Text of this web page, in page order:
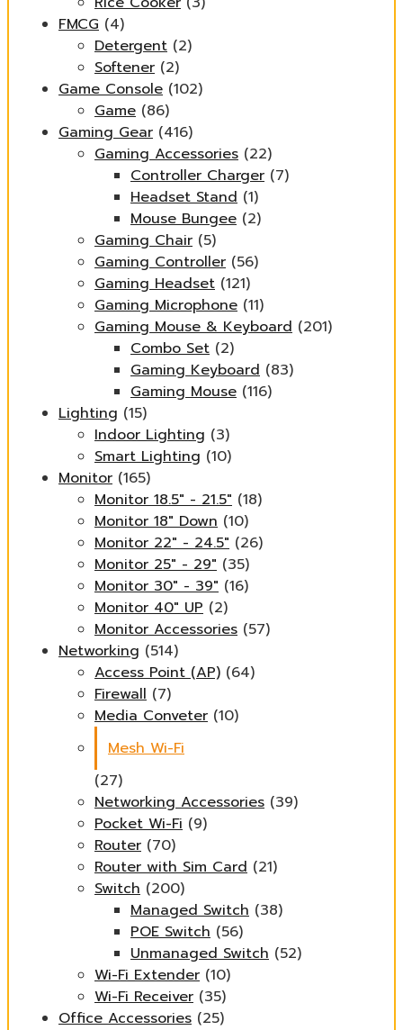
FMCG (4)
Detergent (2)
Softener (2)
Game Console (102)
Game (86)
Gaming Gear (416)
Gaming Accessories (22)
Controller Charger (7)
Headset Stand (1)
Mouse Bungee (2)
Gaming Chair (5)
Gaming Controller (56)
Gaming Headset (121)
Gaming Microphone (11)
Gaming Mouse & Keyboard (201)
Combo Set (2)
Gaming Keyboard (83)
Gaming Mouse (116)
Lighting (15)
Indoor Lighting (3)
Smart Lighting (10)
Monitor (165)
Monitor 18.5" - 21.5" (18)
Monitor 18" Down (10)
Monitor 22" - 24.5" (26)
Monitor 25" - 29" (35)
Monitor 30" - 39" (16)
Monitor 40" UP (2)
Monitor Accessories (57)
Networking (514)
Access Point (AP) (64)
Firewall (7)
Media Conveter (10)
Mesh Wi-Fi
(27)
Networking Accessories (39)
Pocket Wi-Fi (9)
Router (70)
Router with Sim Card (21)
Switch (200)
Managed Switch (38)
POE Switch (56)
Unmanaged Switch (52)
Wi-Fi Extender (10)
Wi-Fi Receiver (35)
Office Accessories (25)